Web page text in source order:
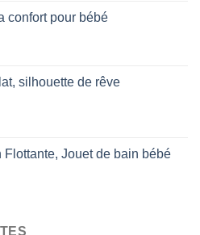
:
confort pour bébé
silhouette de rêve
Flottante, Jouet de bain bébé